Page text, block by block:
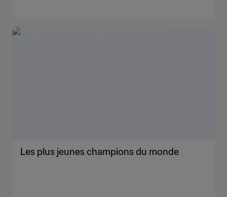
Les plus jeunes champions du monde